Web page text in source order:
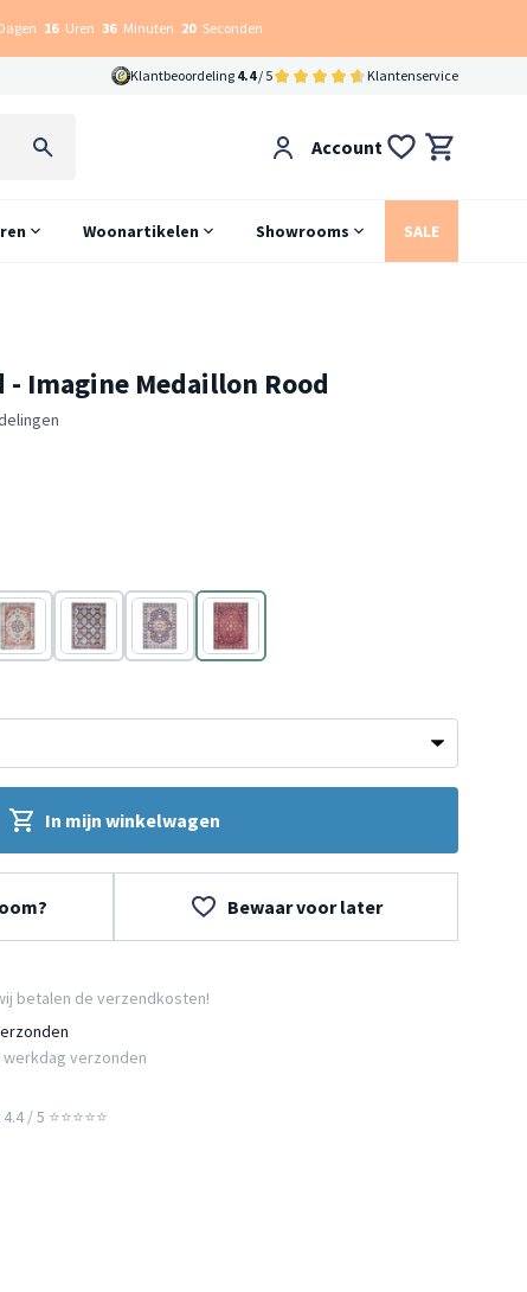
16 Uren 36 Minuten 19 Seconden
Klantbeoordeling 4.4/ 5 Klantenservice
Account
Woonartikelen Showrooms SALE
Imagine Medaillon Rood
Blauw Blauw
Rood
In mijn winkelwagen
Bewaar voor later
betalen de verzendkosten!
verzonden
/ 5 ⭐⭐⭐⭐⭐